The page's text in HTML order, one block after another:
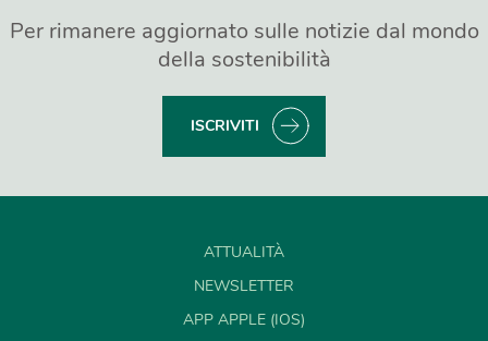
Per rimanere aggiornato sulle notizie dal mondo
della sostenibilità
ISCRIVITI
ATTUALITÀ
NEWSLETTER
APP APPLE (IOS)